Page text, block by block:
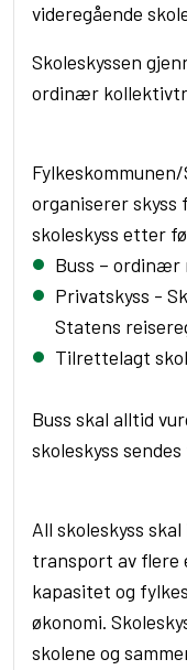
videregående
Skoleskyssen
ordinær
organiserer skyss
skoleskyss etter
Buss – ordinær
Privatskyss - S
Statens
Tilrettelagt
Buss skal alltid
skoleskyss
All skoleskyss
transport av flere
kapasitet og
økonomi.
skolene og